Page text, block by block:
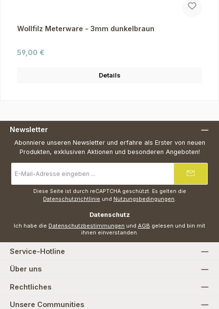
Wollfilz Meterware - 3mm dunkelbraun
Regulärer Preis:
59,00 €
Details
Newsletter
Abonniere unseren Newsletter und erfahre als Erster von neuen
Produkten, exklusiven Aktionen und besonderen Angeboten!
Mail-
Adresse
Diese Seite ist durch reCAPTCHA geschützt. Es gelten die
Datenschutzrichtlinie und Nutzungsbedingungen.
Datenschutz
Ich habe die Datenschutzbestimmungen und AGB gelesen und bin mit
ihnen einverstanden.
Service-Hotline
Über uns
Rechtliches
Unsere Communities